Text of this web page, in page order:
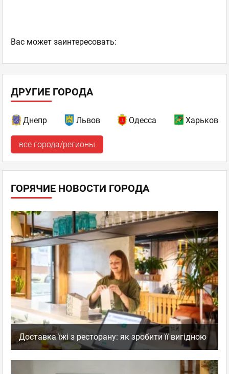
Ваc может заинтересовать:
ДРУГИЕ ГОРОДА
Днепр Львов Одесса Харьков
все города/регионы
ГОРЯЧИЕ НОВОСТИ ГОРОДА
Доставка їжі з ресторану: як зробити її вигідною